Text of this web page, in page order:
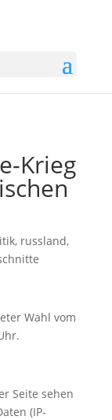
Krieg
, russland,
Wahl vom
Seite sehen
(IP-